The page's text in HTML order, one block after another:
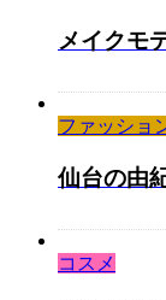
メイクモ
ファッショ
仙台の由
コスメ